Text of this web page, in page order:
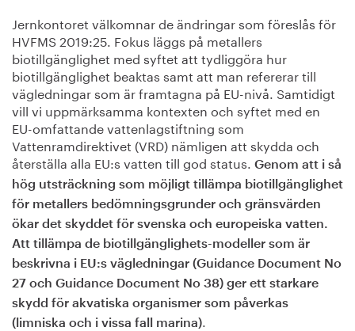
Jernkontoret välkomnar de ändringar som föreslås för
HVFMS 2019:25. Fokus läggs på metallers
biotillgänglighet med syftet att tydliggöra hur
biotillgänglighet beaktas samt att man refererar till
vägledningar som är framtagna på EU-nivå. Samtidigt
vill vi uppmärksamma kontexten och syftet med en
EU-omfattande vattenlagstiftning som
Vattenramdirektivet (VRD) nämligen att skydda och
återställa alla EU:s vatten till god status. Genom att i så
hög utsträckning som möjligt tillämpa biotillgänglighet
för metallers bedömningsgrunder och gränsvärden
ökar det skyddet för svenska och europeiska vatten.
Att tillämpa de biotillgänglighets-modeller som är
beskrivna i EU:s vägledningar (Guidance Document No
27 och Guidance Document No 38) ger ett starkare
skydd för akvatiska organismer som påverkas
(limniska och i vissa fall marina).